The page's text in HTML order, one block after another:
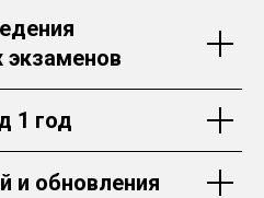
1 год
и обновления